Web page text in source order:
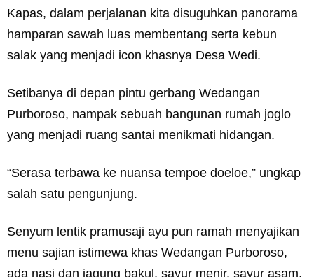
Kapas, dalam perjalanan kita disuguhkan panorama
hamparan sawah luas membentang serta kebun
salak yang menjadi icon khasnya Desa Wedi.
Setibanya di depan pintu gerbang Wedangan
Purboroso, nampak sebuah bangunan rumah joglo
yang menjadi ruang santai menikmati hidangan.
“Serasa terbawa ke nuansa tempoe doeloe,” ungkap
salah satu pengunjung.
Senyum lentik pramusaji ayu pun ramah menyajikan
menu sajian istimewa khas Wedangan Purboroso,
ada nasi dan jagung bakul, sayur menir, sayur asam,